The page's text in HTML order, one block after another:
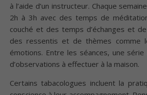
à l’aide d’un instructeur. Chaque
2h à 3h avec des temps de
couché et des temps d’échanges et
des ressentis et de thèmes comme
émotions. Entre les séances, une
d’observations à effectuer à la maison.
Certains tabacologues incluent la